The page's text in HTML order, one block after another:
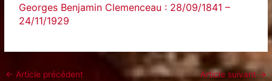
Georges Benjamin Clemenceau : 28/09/1841 –
24/11/1929
← Article précédent Article suivant →